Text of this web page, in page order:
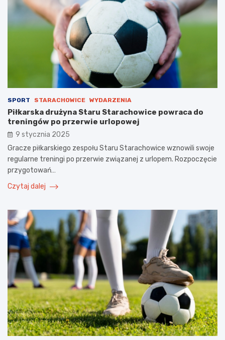
SPORT STARACHOWICE WYDARZENIA
Piłkarska drużyna Staru Starachowice powraca do
treningów po przerwie urlopowej
9 stycznia 2025
Gracze piłkarskiego zespołu Staru Starachowice wznowili swoje
regularne treningi po przerwie związanej z urlopem. Rozpoczęcie
przygotowań…
Czytaj dalej